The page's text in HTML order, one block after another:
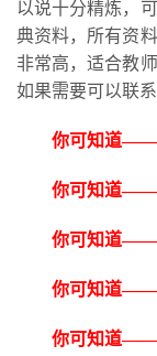
以说十分精炼，
典资料，所有资
非常高，适合教
如果需要可以联
你可知道——
你可知道——
你可知道——
你可知道——
你可知道——